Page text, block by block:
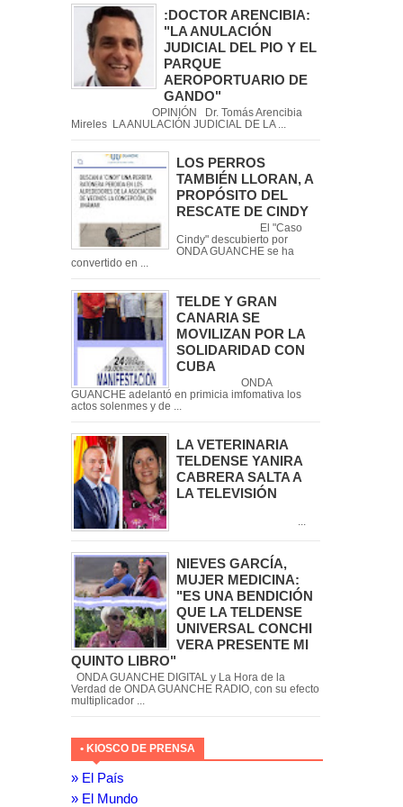
:DOCTOR ARENCIBIA:
"LA ANULACIÓN
JUDICIAL DEL PIO Y EL
PARQUE
AEROPORTUARIO DE
GANDO"
OPINIÓN Dr. Tomás Arencibia
Mireles LA ANULACIÓN JUDICIAL DE LA ...
LOS PERROS
TAMBIÉN LLORAN, A
PROPÓSITO DEL
RESCATE DE CINDY
El "Caso
Cindy" descubierto por
ONDA GUANCHE se ha
convertido en ...
TELDE Y GRAN
CANARIA SE
MOVILIZAN POR LA
SOLIDARIDAD CON
CUBA
ONDA
GUANCHE adelantó en primicia imfomativa los
actos solenmes y de ...
LA VETERINARIA
TELDENSE YANIRA
CABRERA SALTA A
LA TELEVISIÓN
NIEVES GARCÍA,
MUJER MEDICINA:
"ES UNA BENDICIÓN
QUE LA TELDENSE
UNIVERSAL CONCHI
VERA PRESENTE MI
QUINTO LIBRO"
ONDA GUANCHE DIGITAL y La Hora de la
Verdad de ONDA GUANCHE RADIO, con su efecto
multiplicador ...
• KIOSCO DE PRENSA
» El País
» El Mundo